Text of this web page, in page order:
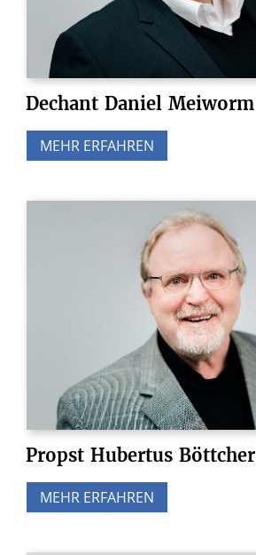
Dechant Daniel Meiworm
MEHR ERFAHREN
Propst Hubertus Böttcher
MEHR ERFAHREN